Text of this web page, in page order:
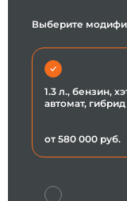
Выберите
1.3 л., бензин,
автомат, гибрид
от 580 000 руб.